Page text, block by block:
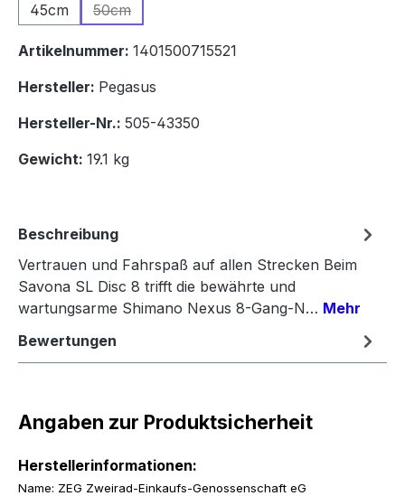
45cm
50cm
(Diese Option ist zurzeit nicht verfügbar.)
Artikelnummer: 1401500715521
Hersteller: Pegasus
Hersteller-Nr.: 505-43350
Gewicht: 19.1 kg
Beschreibung
Vertrauen und Fahrspaß auf allen Strecken Beim
Savona SL Disc 8 trifft die bewährte und
wartungsarme Shimano Nexus 8-Gang-N… Mehr
Bewertungen
Angaben zur Produktsicherheit
Herstellerinformationen:
Name: ZEG Zweirad-Einkaufs-Genossenschaft eG